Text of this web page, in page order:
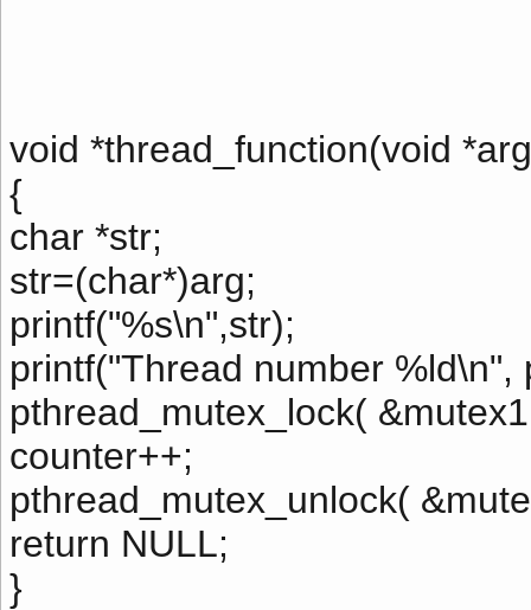
void *thread_function(void
{
char *str;
str=(char*)arg;
printf("%s\n",str);
printf("Thread number %ld\n",
pthread_mutex_lock(
counter++;
pthread_mutex_unlock(
return NULL;
}